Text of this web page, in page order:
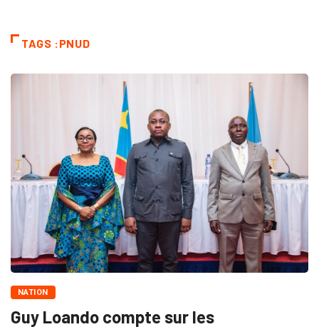
TAGS :PNUD
NATION
Guy Loando compte sur les